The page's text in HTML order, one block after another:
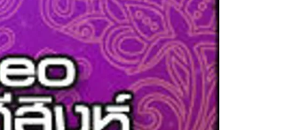
Tasteful Thailand
Sanook Choice
Exclusive WeTV
นิยาย